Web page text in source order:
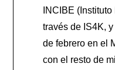
INCIBE
través de IS4K,
de febrero en el
con el resto de